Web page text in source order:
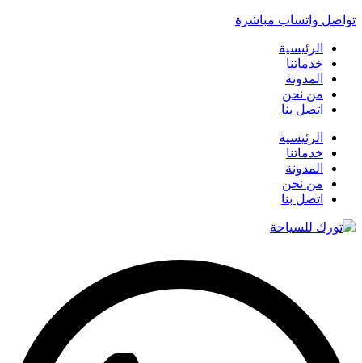
تواصل واتساب مباشرة
الرئيسية
خدماتنا
المدونة
من نحن
اتصل بنا
الرئيسية
خدماتنا
المدونة
من نحن
اتصل بنا